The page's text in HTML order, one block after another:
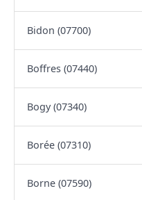
Bidon (07700)
Boffres (07440)
Bogy (07340)
Borée (07310)
Borne (07590)